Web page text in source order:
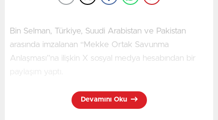
Bin Selman, Türkiye, Suudi Arabistan ve Pakistan
arasında imzalanan “Mekke Ortak Savunma
Anlaşması”na ilişkin X sosyal medya hesabından bir
Söz konusu ülkeler arasında imzalanan Mekke Ortak
Devamını Oku